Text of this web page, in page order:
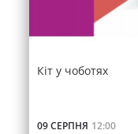
Кіт у чоботях
09 СЕРПНЯ 12:00